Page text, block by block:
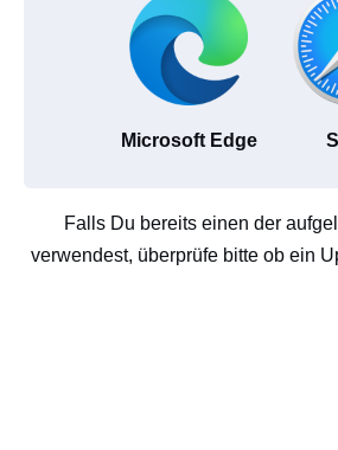
Microsoft Edge
Falls Du bereits einen der
verwendest, überprüfe bitte ob ein